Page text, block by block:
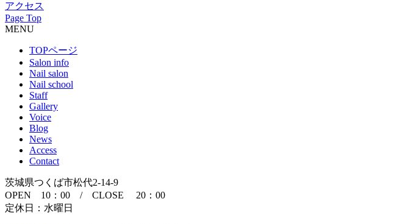
アクセス
Page Top
MENU
TOPページ
Salon info
Nail salon
Nail school
Staff
Gallery
Voice
Blog
News
Access
Contact
茨城県つくば市松代2-14-9
OPEN 10：00 / CLOSE 20：00
定休日：水曜日